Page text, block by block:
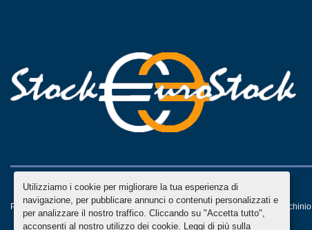
Utilizziamo i cookie per migliorare la tua esperienza di
navigazione, per pubblicare annunci o contenuti personalizzati e
per analizzare il nostro traffico. Cliccando su "Accetta tutto",
acconsenti al nostro utilizzo dei cookie. Leggi di più sulla
Personalizza le preferenze sui Cookies Machinio Systemsito web diMachinio